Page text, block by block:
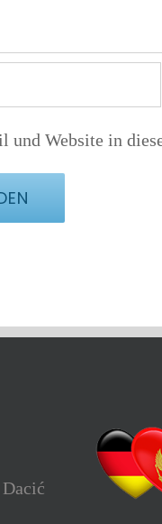
und Website in